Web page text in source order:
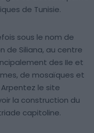
de Tunisie.
sous le nom de
de Siliana, au centre
des IIe et
de mosaïques et
le site
la construction du
capitoline.